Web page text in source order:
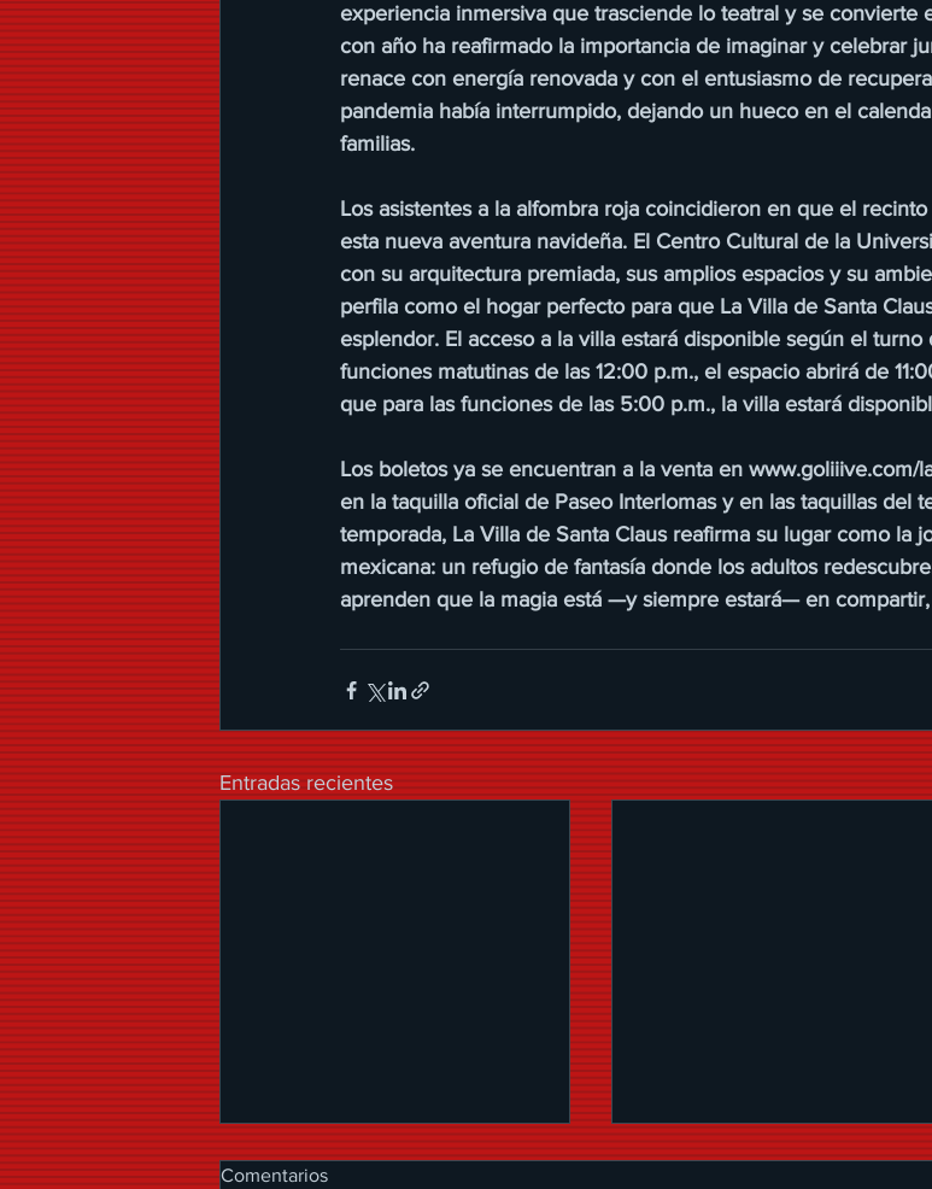
experiencia inmersiva que trasciende lo teatral y se convierte
con año ha reafirmado la importancia de imaginar y celebrar
renace con energía renovada y con el entusiasmo de
pandemia había interrumpido, dejando un hueco en el
familias.
Los asistentes a la alfombra roja coincidieron en que el
esta nueva aventura navideña. El Centro Cultural de la
con su arquitectura premiada, sus amplios espacios y su
perfila como el hogar perfecto para que La Villa de Santa
esplendor. El acceso a la villa estará disponible según el turno
funciones matutinas de las 12:00 p.m., el espacio abrirá de
que para las funciones de las 5:00 p.m., la villa estará
Los boletos ya se encuentran a la venta en www.goliiive.com/
en la taquilla oficial de Paseo Interlomas y en las taquillas del
temporada, La Villa de Santa Claus reafirma su lugar como la
mexicana: un refugio de fantasía donde los adultos
aprenden que la magia está —y siempre estará— en
Entradas recientes
Comentarios